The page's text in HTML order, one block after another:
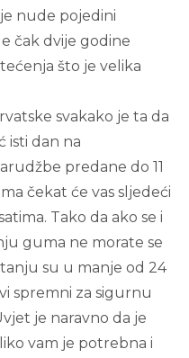
nude pojedini
čak dvije godine
što je velika
svakako je ta da
isti dan na
predane do 11
čekat će vas sljedeći
Tako da ako se i
guma ne morate se
su u manje od 24
spremni za sigurnu
je naravno da je
vam je potrebna i